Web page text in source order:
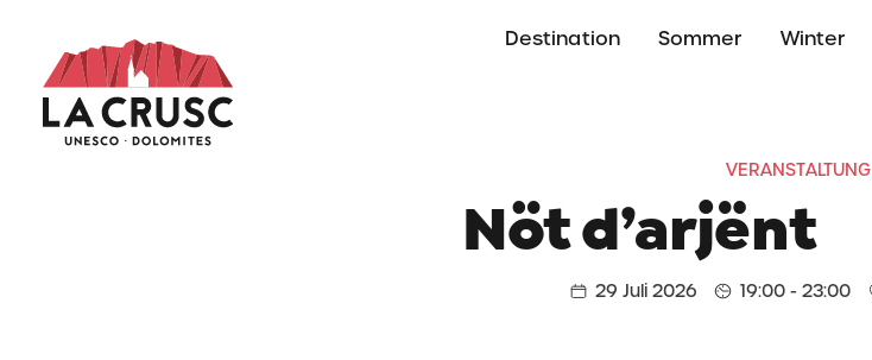
Destination Sommer Winter
life in Alta Badia
VERANSTALTUNG
Nöt d’arjënt
29 Juli 2026 19:00 - 23:00